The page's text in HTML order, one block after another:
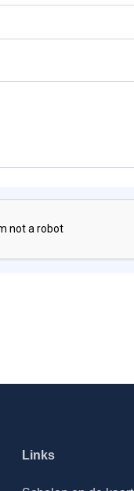
Links